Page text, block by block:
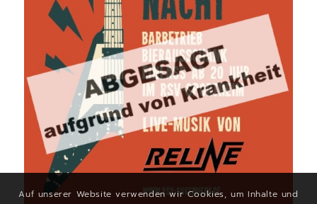
Auf unserer Website verwenden wir Cookies, um Inhalte und